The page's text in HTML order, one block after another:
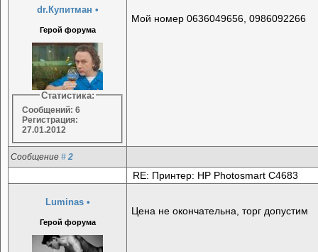
dr.Купитман •
Герой форума
Статистика:
Сообщений: 6
Регистрация:
27.01.2012
Мой номер 0636049656, 0986092266
Сообщение # 2
RE: Принтер: HP Photosmart C4683
Luminas •
Герой форума
Цена не окончательна, торг допустим